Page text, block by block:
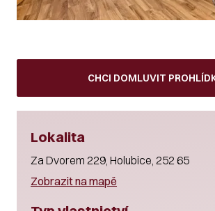
CHCI DOMLUVIT
Lokalita
Za Dvorem 229, Holubice, 252 65
Zobrazit na mapě